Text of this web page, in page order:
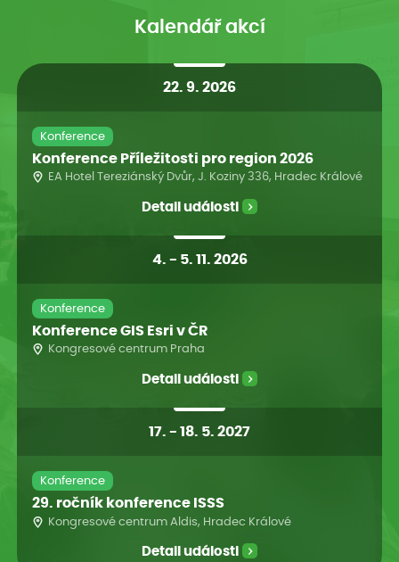
Kalendář akcí
22. 9. 2026
Konference
Konference Příležitosti pro region 2026
EA Hotel Tereziánský Dvůr, J. Koziny 336, Hradec Králové
Detail události
4. - 5. 11. 2026
Konference
Konference GIS Esri v ČR
Kongresové centrum Praha
Detail události
17. - 18. 5. 2027
Konference
29. ročník konference ISSS
Kongresové centrum Aldis, Hradec Králové
Detail události